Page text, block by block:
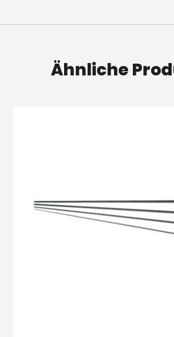
Ähnliche